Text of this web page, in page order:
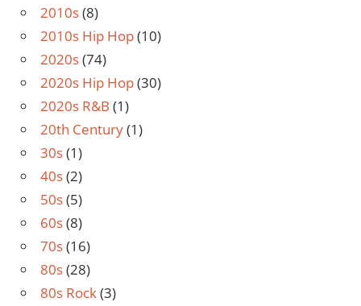
2010s(8)
2010s Hip Hop(10)
2020s(74)
2020s Hip Hop(30)
2020s R&B (1)
20th Century(1)
30s(1)
40s(2)
50s(5)
60s(8)
70s(16)
80s(28)
80s Rock(3)